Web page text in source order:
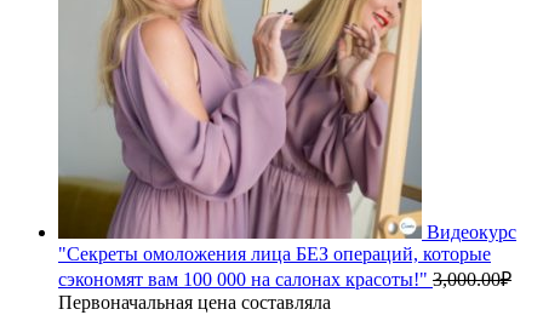
Видеокурс
"Секреты омоложения лица БЕЗ операций, которые
сэкономят вам 100 000 на салонах красоты!" 3,000.00₽
Первоначальная цена составляла